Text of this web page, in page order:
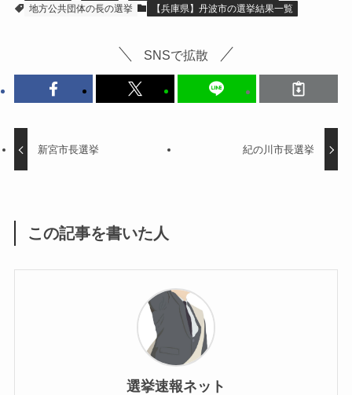
地方公共団体の長の選挙
【兵庫県】丹波市の選挙結果一覧
SNSで拡散
新宮市長選挙 紀の川市長選挙
この記事を書いた人
選挙速報ネット